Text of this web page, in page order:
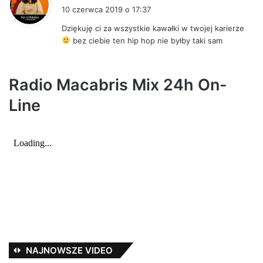
z
e
10 czerwca 2019 o 17:37
Dziękuję ci za wszystkie kawałki w twojej karierze
bez ciebie ten hip hop nie byłby taki sam
Radio Macabris Mix 24h On-
Line
NAJNOWSZE VIDEO